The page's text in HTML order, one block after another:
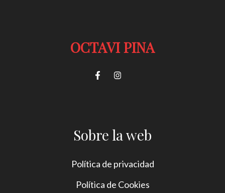
OCTAVI PINA
Sobre la web
Política de privacidad
Política de Cookies